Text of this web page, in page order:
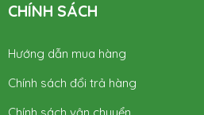
CHÍNH SÁCH
Hướng dẫn mua hàng
Chính sách đổi trả hàng